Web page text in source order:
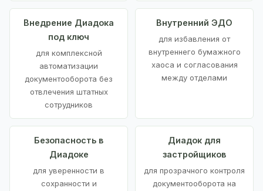
Внедрение Диадока
под ключ
для комплексной
автоматизации
документооборота без
отвлечения штатных
сотрудников
Внутренний ЭДО
для избавления от
внутреннего бумажного
хаоса и согласования
между отделами
Безопасность в
Диадоке
для уверенности в
сохранности и
Диадок для
застройщиков
для прозрачного контроля
документооборота на